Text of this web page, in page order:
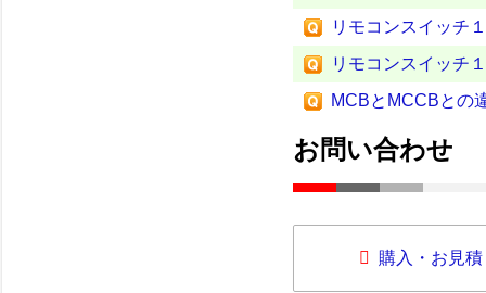
リモコンスイッチ
リモコンスイッチ
MCBとMCCBとの
お問い合わせ
購入・お見